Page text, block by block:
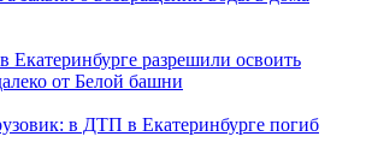
разрешили освоить
от Белой башни
в ДТП в Екатеринбурге погиб